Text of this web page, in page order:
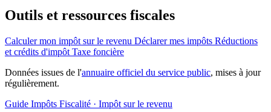
Outils et ressources fiscales
Calculer mon impôt sur le revenu Déclarer mes impôts Réductions
et crédits d'impôt Taxe foncière
Données issues de l'annuaire officiel du service public, mises à jour
régulièrement.
Guide Impôts Fiscalité · Impôt sur le revenu